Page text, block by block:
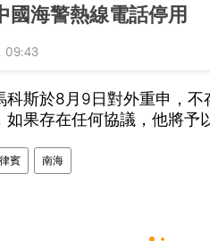
國海警熱線電話停用
09:43
斯於8月9日對外重申，不
果存在任何協議，他將予
賓 南海